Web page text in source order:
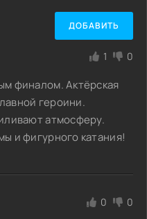
ДОБАВИТЬ
1 0
финалом. Актёрская
героини.
атмосферу.
и фигурного катания!
0 0